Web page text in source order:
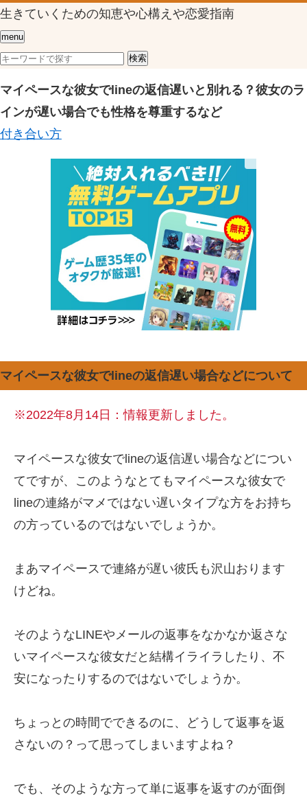
生きていくための知恵や心構えや恋愛指南
menu
マイペースな彼女でlineの返信遅いと別れる？彼女のラ
インが遅い場合でも性格を尊重するなど
付き合い方
マイペースな彼女でlineの返信遅い場合などについて
※2022年8月14日：情報更新しました。
マイペースな彼女でlineの返信遅い場合などについ
てですが、このようなとてもマイペースな彼女で
lineの連絡がマメではない遅いタイプな方をお持ち
の方っているのではないでしょうか。
まあマイペースで連絡が遅い彼氏も沢山おります
けどね。
そのようなLINEやメールの返事をなかなか返さな
いマイペースな彼女だと結構イライラしたり、不
安になったりするのではないでしょうか。
ちょっとの時間でできるのに、どうして返事を返
さないの？って思ってしまいますよね？
でも、そのような方って単に返事を返すのが面倒